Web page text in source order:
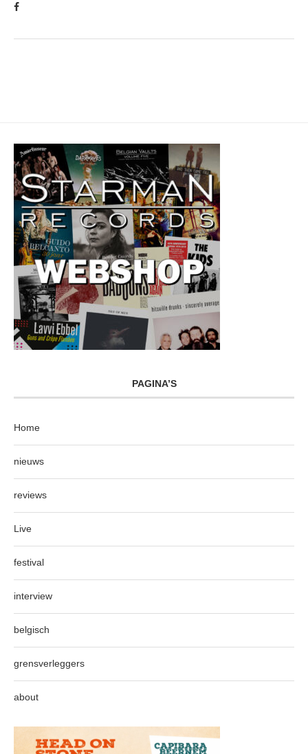
PAGINA’S
Home
nieuws
reviews
Live
festival
interview
belgisch
grensverleggers
about